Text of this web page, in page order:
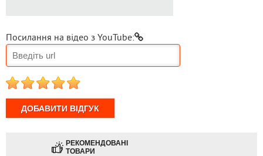
Посилання на відео з YouTube:
1 2 3 4 5
РЕКОМЕНДОВАНІ
ТОВАРИ